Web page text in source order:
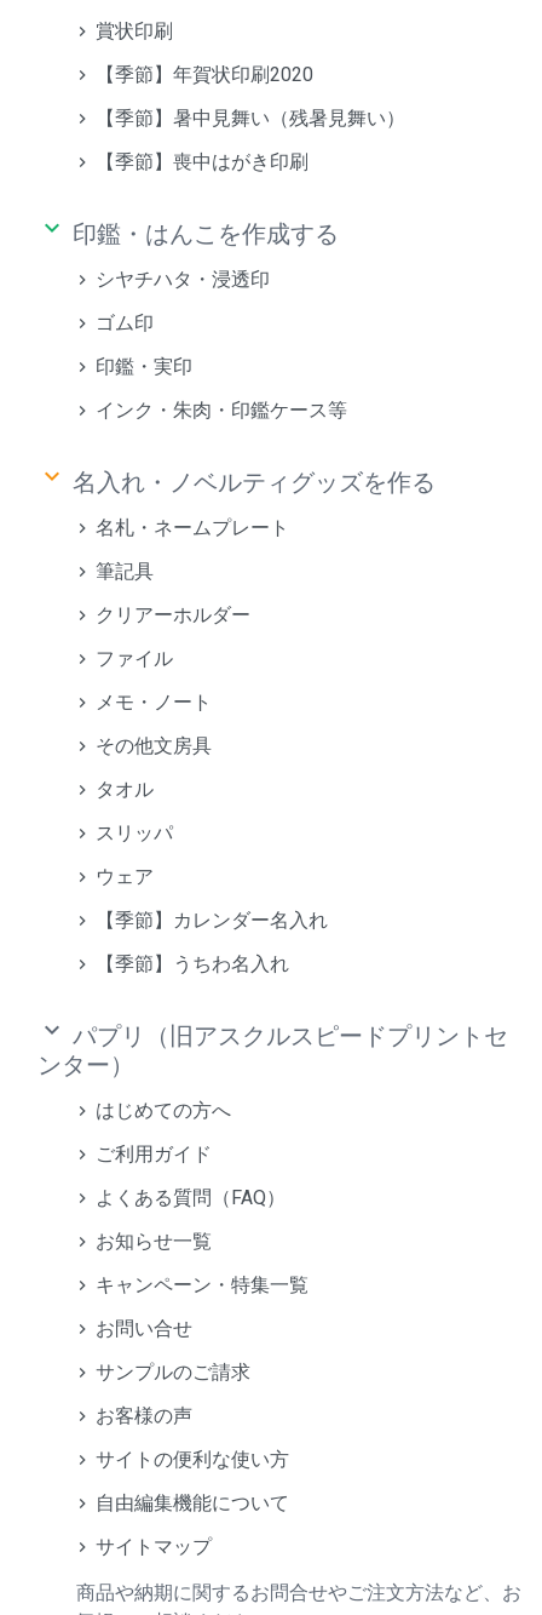
賞状印刷
【季節】年賀状印刷2020
【季節】暑中見舞い（残暑見舞い）
【季節】喪中はがき印刷
keyboard_arrow_down 印鑑・はんこを作成する
シヤチハタ・浸透印
ゴム印
印鑑・実印
インク・朱肉・印鑑ケース等
keyboard_arrow_down 名入れ・ノベルティグッズを作る
名札・ネームプレート
筆記具
クリアーホルダー
ファイル
メモ・ノート
その他文房具
タオル
スリッパ
ウェア
【季節】カレンダー名入れ
【季節】うちわ名入れ
keyboard_arrow_down パプリ（旧アスクルスピードプリントセ
ンター）
はじめての方へ
ご利用ガイド
よくある質問（FAQ）
お知らせ一覧
キャンペーン・特集一覧
お問い合せ
サンプルのご請求
お客様の声
サイトの便利な使い方
自由編集機能について
サイトマップ
商品や納期に関するお問合せやご注文方法など、お